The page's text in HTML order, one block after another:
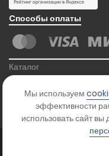
Cпособы оплаты
Каталог
Контакты
. Все
Мы используем
эффективности
использовать сайт вы